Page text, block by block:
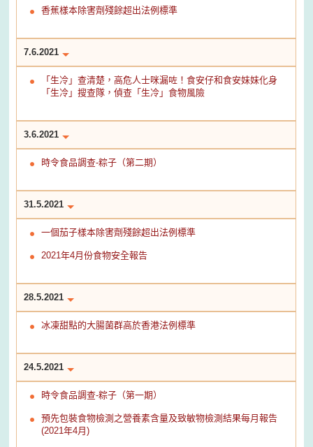
香蕉樣本除害劑殘餘超出法例標準
7.6.2021
「生冷」查清楚，高危人士咪漏咗！食安仔和食安妹妹化身
「生冷」搜查隊，偵查「生冷」食物風險
3.6.2021
時令食品調查-粽子（第二期）
31.5.2021
一個茄子樣本除害劑殘餘超出法例標準
2021年4月份食物安全報告
28.5.2021
冰凍甜點的大腸菌群高於香港法例標準
24.5.2021
時令食品調查-粽子（第一期）
預先包裝食物檢測之營養素含量及致敏物檢測結果每月報告
(2021年4月)